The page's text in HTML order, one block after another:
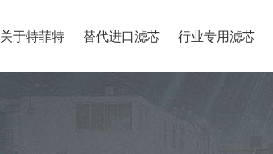
关于特菲特 替代进口滤芯 行业专用滤芯